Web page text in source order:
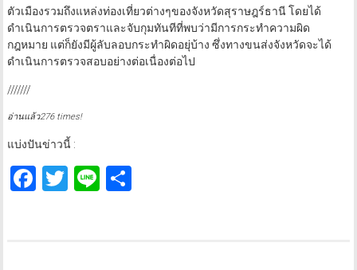
ตัวเมืองรวมถึงแหล่งท่องเที่ยวต่างๆของจังหวัดสุราษฎร์ธานี โดยได้
ดำเนินการตรวจตราและจับกุมทันทีที่พบว่ามีการกระทำความผิด
กฎหมาย แต่ก็ยังมีผู้ลับลอบกระทำผิดอยุ่บ้าง ซึ่งทางขนส่งจังหวัดจะได้
ดำเนินการตรวจสอบอย่างต่อเนื่องต่อไป
///////
อ่านแล้ว276 times!
แบ่งปันข่าวนี้ :
Facebook
Twitter
LineShare